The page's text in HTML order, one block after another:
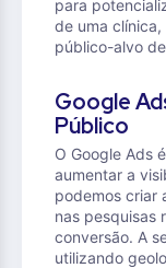
para
de uma
público-alvo
Google
Público
O Google Ads
aumentar a
podemos criar
nas pesquisas
conversão. A
utilizando